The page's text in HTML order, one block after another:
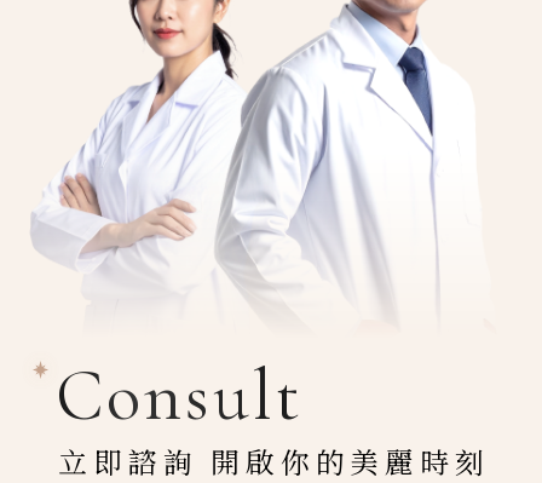
Consult
立即諮詢 開啟你的美麗時刻